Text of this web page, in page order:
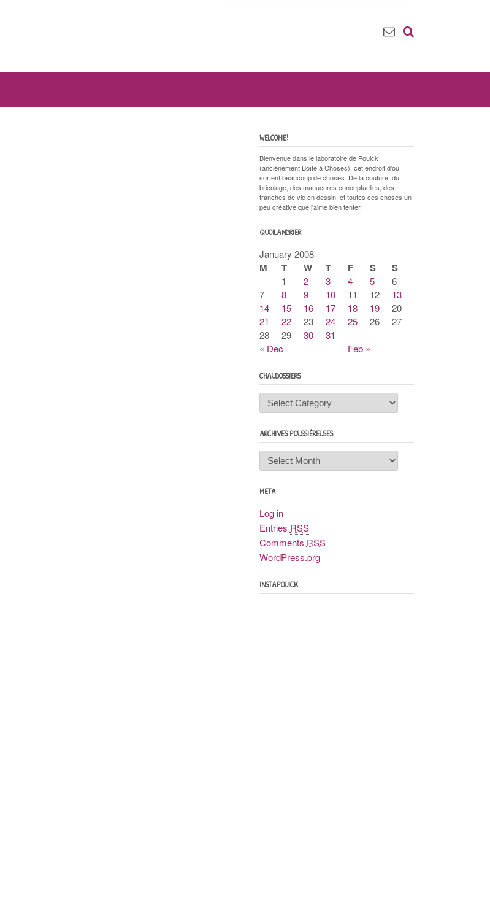
WELCOME!
Bienvenue dans le laboratoire de Pouick
(anciènement Boîte à Choses), cet endroit d'où
sortent beaucoup de choses. De la couture, du
bricolage, des manucures conceptuelles, des
tranches de vie en dessin, et toutes ces choses un
peu créative que j'aime bien tenter.
QUOILANDRIER
January 2008
M T W T F S S
« Dec Feb »
1 2 3 4 5
6
7
8 9 10 11 12
13
14
15 16 17 18 19
20
21
22 23 24 25 26
27
28
29 30 31
CHAUDOSSIERS
Chaudossiers
ARCHIVES POUSSIÉREUSES
Archives
poussiéreuses
META
Log in
Entries RSS
Comments RSS
WordPress.org
INSTAPOUICK